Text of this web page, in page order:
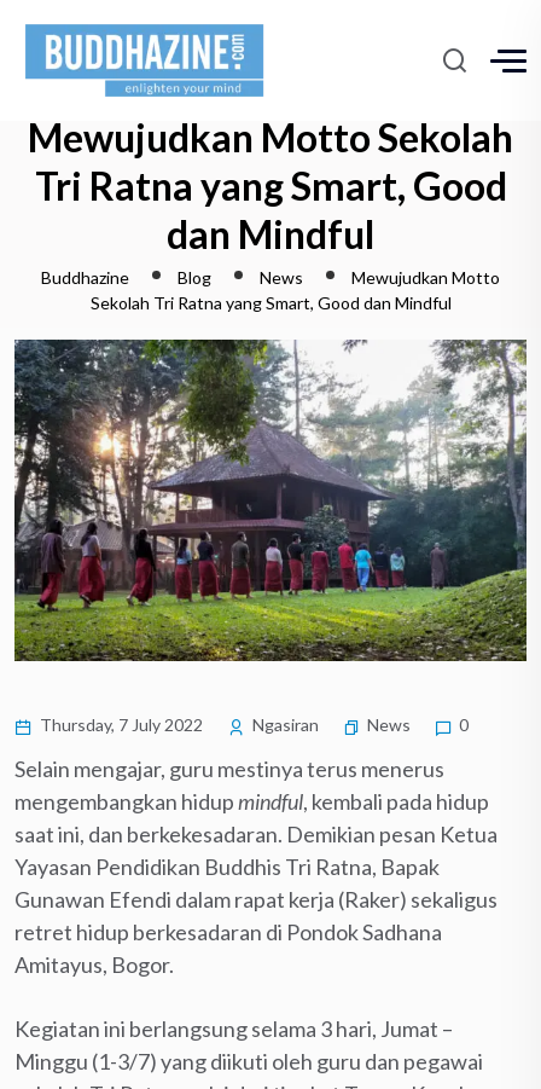
Mewujudkan Motto Sekolah
Tri Ratna yang Smart, Good
dan Mindful
Buddhazine Blog News
Mewujudkan Motto
Sekolah Tri Ratna yang Smart, Good dan Mindful
Thursday, 7 July 2022 Ngasiran News 0
Selain mengajar, guru mestinya terus menerus
mengembangkan hidupmindful, kembali pada hidup
saat ini, dan berkekesadaran. Demikian pesan Ketua
Yayasan Pendidikan Buddhis Tri Ratna, Bapak
Gunawan Efendi dalam rapat kerja (Raker) sekaligus
retret hidup berkesadaran di Pondok Sadhana
Amitayus, Bogor.
Kegiatan ini berlangsung selama 3 hari, Jumat –
Minggu (1-3/7) yang diikuti oleh guru dan pegawai